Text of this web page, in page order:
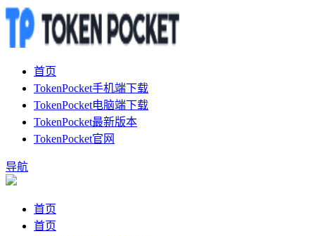
首页
TokenPocket手机端下载
TokenPocket电脑端下载
TokenPocket最新版本
TokenPocket官网
导航
首页
首页